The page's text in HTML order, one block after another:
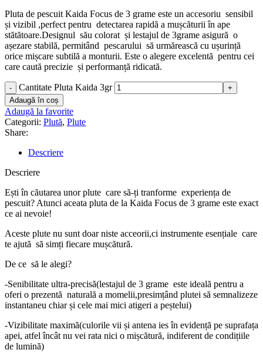
Pluta de pescuit Kaida Focus de 3 grame este un accesoriu sensibil
și vizibil ,perfect pentru detectarea rapidă a mușcăturii în ape
stătătoare.Designul său colorat și lestajul de 3grame asigură o
așezare stabilă, permitând pescarului să urmărească cu ușurință
orice mișcare subtilă a monturii. Este o alegere excelentă pentru cei
care caută precizie și performanță ridicată.
Cantitate Pluta Kaida 3gr
Adaugă în coș
Adaugă la favorite
Categorii: Plută, Plute
Share:
Descriere
Descriere
Ești în căutarea unor plute care să-ți tranforme experiența de
pescuit? Atunci aceata pluta de la Kaida Focus de 3 grame este exact
ce ai nevoie!
Aceste plute nu sunt doar niste acceorii,ci instrumente esențiale care
te ajută să simți fiecare mușcătură.
De ce să le alegi?
-Senibilitate ultra-precisă(lestajul de 3 grame este ideală pentru a
oferi o prezentă naturală a momelii,presimțând plutei să semnalizeze
instantaneu chiar și cele mai mici atigeri a peștelui)
-Vizibilitate maximă(culorile vii și antena ies în evidență pe suprafața
apei, atfel încât nu vei rata nici o mișcătură, indiferent de condițiile
de lumină)